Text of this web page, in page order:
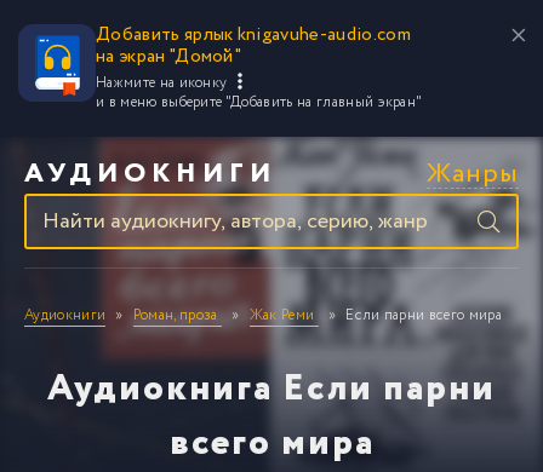
Добавить ярлык knigavuhe-audio.com
на экран "Домой"
Нажмите на иконку
и в меню выберите "Добавить на главный экран"
АУДИОКНИГИ Жанры
Аудиокниги Роман, проза Жак Реми Если парни всего мира
Аудиокнига Если парни
всего мира